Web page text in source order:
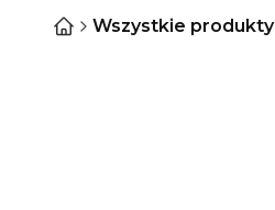
Wszystkie produkty